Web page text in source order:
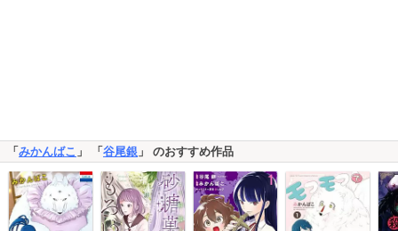
「みかんばこ 」 「谷尾銀 」 のおすすめ作品